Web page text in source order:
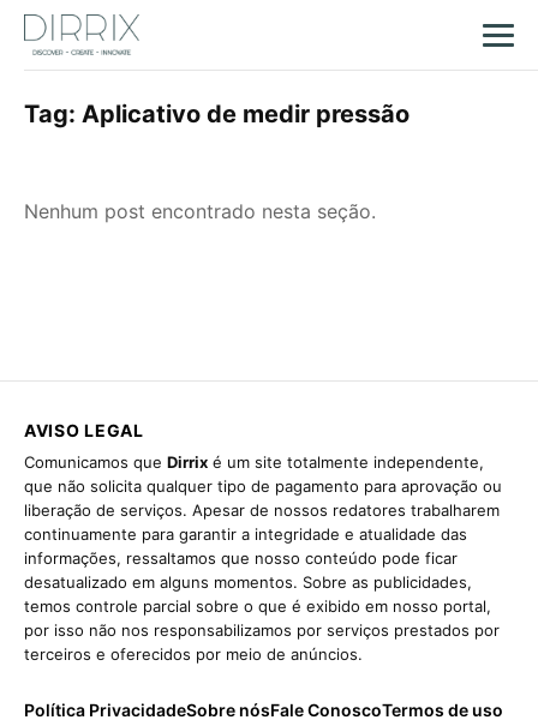
Tag: Aplicativo de medir pressão
Nenhum post encontrado nesta seção.
AVISO LEGAL
Comunicamos que Dirrix é um site totalmente independente,
que não solicita qualquer tipo de pagamento para aprovação ou
liberação de serviços. Apesar de nossos redatores trabalharem
continuamente para garantir a integridade e atualidade das
informações, ressaltamos que nosso conteúdo pode ficar
desatualizado em alguns momentos. Sobre as publicidades,
temos controle parcial sobre o que é exibido em nosso portal,
por isso não nos responsabilizamos por serviços prestados por
terceiros e oferecidos por meio de anúncios.
Política PrivacidadeSobre nósFale ConoscoTermos de uso